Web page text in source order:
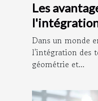
Les
modernes
urbanisme
Dans un monde
l'intégration des
géométrie et...